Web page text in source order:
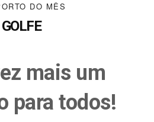
DO MÊS
GOLFE
mais um
para todos!